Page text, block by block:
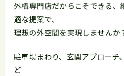
外構専門店だからこそできる、
適な提案で、
理想の外空間を実現しませんか
駐車場まわり、玄関アプローチ
ど